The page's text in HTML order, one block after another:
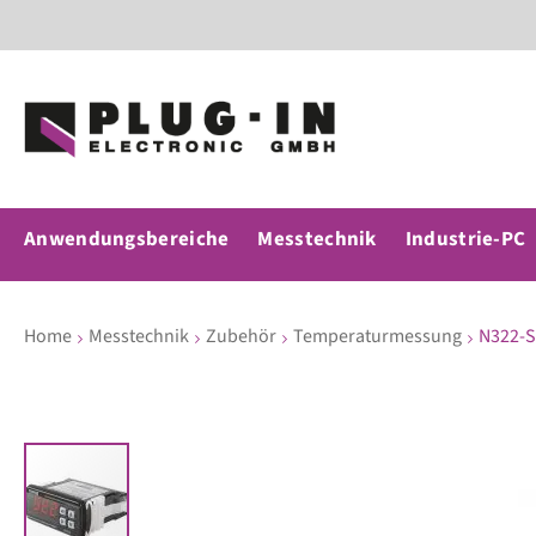
Anwendungsbereiche Messtechnik Industrie-PC
Home Messtechnik Zubehör Temperaturmessung N322-
Zum
Ende
der
Bildergalerie